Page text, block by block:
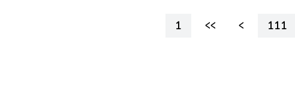
1 << < 111